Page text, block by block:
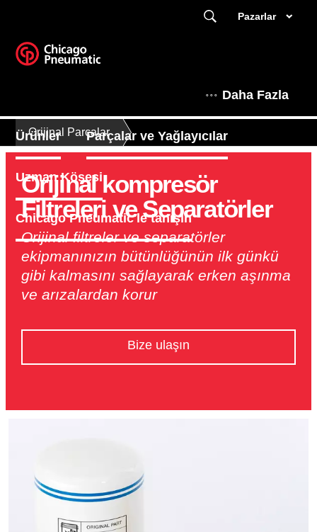
Pazarlar
Daha Fazla
Ürünler Parçalar ve Yağlayıcılar
Uzman Köşesi
Chicago Pneumatic'le tanışın
Orijinal Parçalar
Orijinal kompresör
Filtreleri ve Separatörler
Orijinal filtreler ve separatörler
ekipmanınızın bütünlüğünün ilk günkü
gibi kalmasını sağlayarak erken aşınma
ve arızalardan korur
Bize ulaşın